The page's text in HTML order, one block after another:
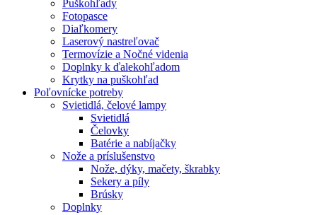
Puškohľady
Fotopasce
Diaľkomery
Laserový nastreľovač
Termovízie a Nočné videnia
Doplnky k ďalekohľadom
Krytky na puškohľad
Poľovnícke potreby
Svietidlá, čelové lampy
Svietidlá
Čelovky
Batérie a nabíjačky
Nože a príslušenstvo
Nože, dýky, mačety, škrabky
Sekery a píly
Brúsky
Doplnky